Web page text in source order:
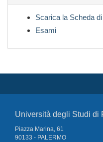
Scarica la Scheda
Esami
Università degli Studi di
Piazza Marina, 61
90133 - PALERMO